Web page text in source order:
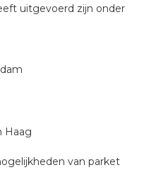
uitgevoerd zijn onder
Haag
van parket